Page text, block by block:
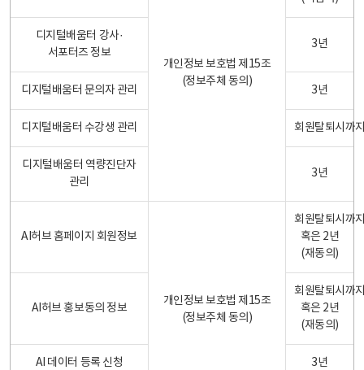
개인정보 보호법 제15조
(정보주체 동의)
디지털배움터 강사·
서포터즈 정보
3년
디지털배움터 문의자 관리 3년
디지털배움터 수강생 관리 회원탈퇴시까
디지털배움터 역량진단자
관리
3년
AI허브 홈페이지 회원정보
개인정보 보호법 제15조
(정보주체 동의)
회원탈퇴시까
혹은 2년
(재동의)
AI허브 홍보동의 정보
회원탈퇴시까
혹은 2년
(재동의)
AI 데이터 등록 신청 3년